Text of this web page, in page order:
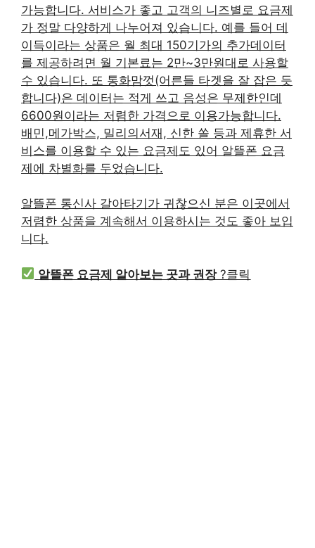
가능합니다. 서비스가 좋고 고객의 니즈별로 요금제
가 정말 다양하게 나누어져 있습니다. 예를 들어 데
이득이라는 상품은 월 최대 150기가의 추가데이터
를 제공하려면 월 기본료는 2만~3만원대로 사용할
수 있습니다. 또 통화맘껏(어른들 타겟을 잘 잡은 듯
합니다)은 데이터는 적게 쓰고 음성은 무제한인데
6600원이라는 저렴한 가격으로 이용가능합니다.
배민,메가박스, 밀리의서재, 신한 쏠 등과 제휴한 서
비스를 이용할 수 있는 요금제도 있어 알뜰폰 요금
제에 차별화를 두었습니다.
알뜰폰 통신사 갈아타기가 귀찮으신 분은 이곳에서
저렴한 상품을 계속해서 이용하시는 것도 좋아 보입
니다.
알뜰폰 요금제 알아보는 곳과 권장?클릭